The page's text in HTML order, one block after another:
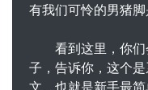
有我们可怜的男猪脚
看到这里，你们
子，告诉你，这个
文，也就是新手最